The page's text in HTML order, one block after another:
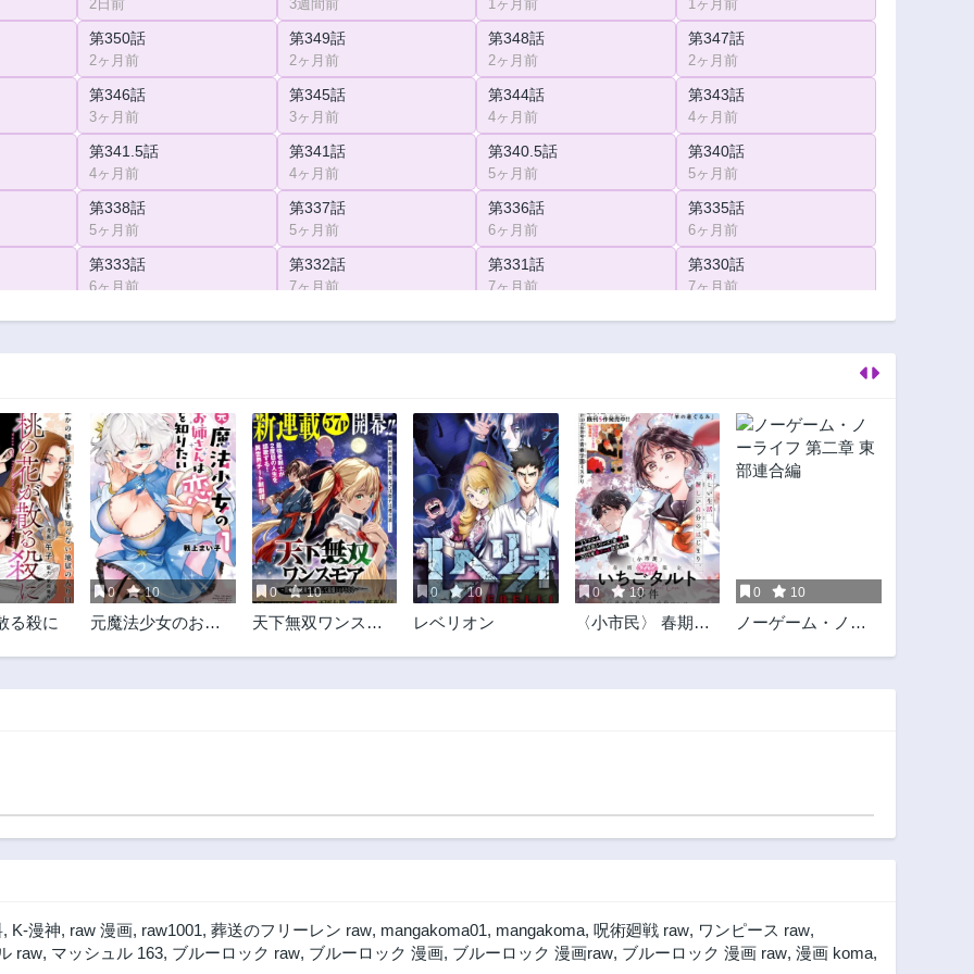
2日前 3週間前 1ヶ月前 1ヶ月前
第350話
2ヶ月前
第349話
2ヶ月前
第348話
2ヶ月前
第347話
2ヶ月前
第346話
3ヶ月前
第345話
3ヶ月前
第344話
4ヶ月前
第343話
4ヶ月前
第341.5話
4ヶ月前
第341話
4ヶ月前
第340.5話
5ヶ月前
第340話
5ヶ月前
第338話
5ヶ月前
第337話
5ヶ月前
第336話
6ヶ月前
第335話
6ヶ月前
第333話
6ヶ月前
第332話
7ヶ月前
第331話
7ヶ月前
第330話
7ヶ月前
第328話 第327話 第326話 第325話
第318話
11ヶ月前
第317話
11ヶ月前
第316話
11ヶ月前
第315話
1年前
第314.1話
3ヶ月前
第314話
1年前
第313話
1年前
第312話
1年前
第310話
1年前
第309話
1年前
第308話
1年前
第307話
1年前
第305話
1年前
第304話
1年前
第303話
1年前
第302話
1年前
第300話 第299話 第298話 第297話
第276話
2年前
第275話
2年前
第274話
2年前
第273話
2年前
る殺に
0 10
元魔法少女のお姉
0 10
天下無双ワンスモ
0 10
レベリオン
0 10
〈小市民〉 春期限
0 10
ノーゲーム・ノー
, K-漫神, raw 漫画, raw1001, 葬送のフリーレン raw, mangakoma01, mangakoma, 呪術廻戦 raw, ワンピース raw,
raw, マッシュル 163, ブルーロック raw, ブルーロック 漫画, ブルーロック 漫画raw, ブルーロック 漫画 raw, 漫画 koma,